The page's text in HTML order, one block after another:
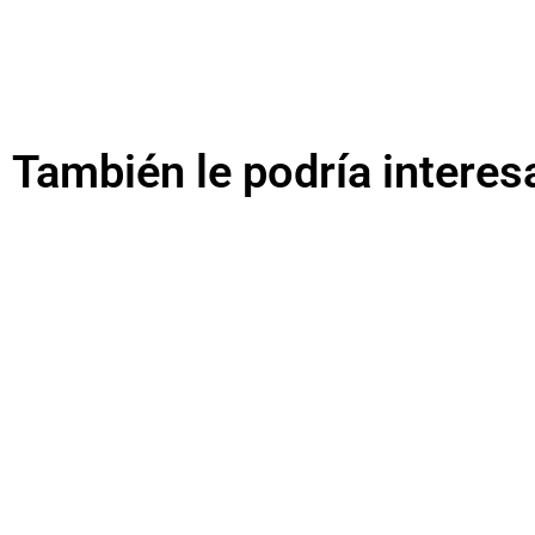
También le podría